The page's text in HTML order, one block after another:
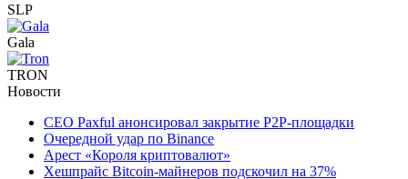
SLP
Gala
TRON
Новости
CEO Paxful анонсировал закрытие P2P-площадки
Очередной удар по Binance
Арест «Короля криптовалют»
Хешпрайс Bitcoin-майнеров подскочил на 37%